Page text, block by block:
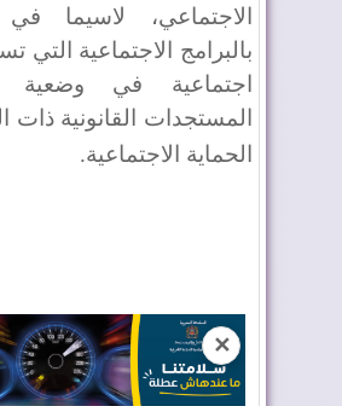
الاجتماعي، لاسيما
بالبرامج الاجتماعية التي
اجتماعية في
المستجدات القانونية ذات
الحماية الاجتماعية.
✕